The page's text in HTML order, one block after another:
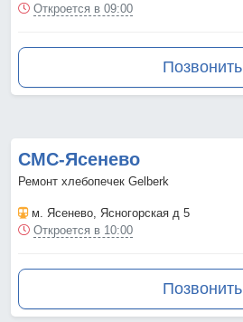
Откроется в 09:00
Позвонить
СМС-Ясенево
Ремонт хлебопечек Gelberk
м. Ясенево, Ясногорская д 5
Откроется в 10:00
Позвонить